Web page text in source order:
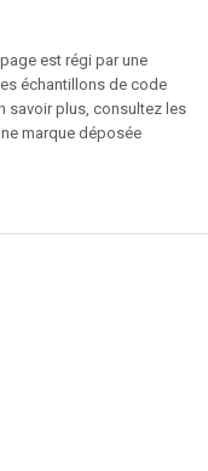
est régi par une
échantillons de code
savoir plus, consultez les
marque déposée